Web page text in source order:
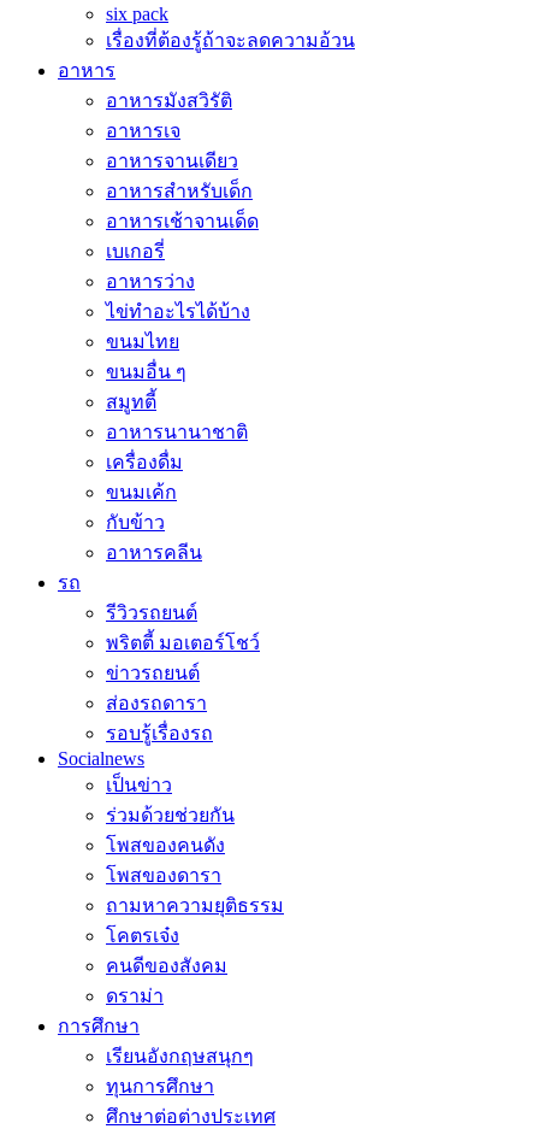
six pack
เรื่องที่ต้องรู้ถ้าจะลดความอ้วน
อาหาร
อาหารมังสวิรัติ
อาหารเจ
อาหารจานเดียว
อาหารสำหรับเด็ก
อาหารเช้าจานเด็ด
เบเกอรี่
อาหารว่าง
ไข่ทำอะไรได้บ้าง
ขนมไทย
ขนมอื่น ๆ
สมูทตี้
อาหารนานาชาติ
เครื่องดื่ม
ขนมเค้ก
กับข้าว
อาหารคลีน
รถ
รีวิวรถยนต์
พริตตี้ มอเตอร์โชว์
ข่าวรถยนต์
ส่องรถดารา
รอบรู้เรื่องรถ
Socialnews
เป็นข่าว
ร่วมด้วยช่วยกัน
โพสของคนดัง
โพสของดารา
ถามหาความยุติธรรม
โคตรเจ๋ง
คนดีของสังคม
ดราม่า
การศึกษา
เรียนอังกฤษสนุกๆ
ทุนการศึกษา
ศึกษาต่อต่างประเทศ